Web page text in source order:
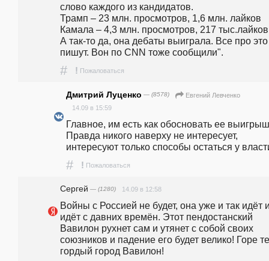
слово каждого из кандидатов.
Трамп – 23 млн. просмотров, 1,6 млн. лайков
Камала – 4,3 млн. просмотров, 217 тыс.лайков
А так-то да, она дебаты выиграла. Все про это
пишут. Вон по CNN тоже сообщили".
# ! Пожаловаться
Дмитрий Луценко — (8578)
Евгений Левченко
14.09 в 15:59
Главное, им есть как обосновать ее
Правда никого наверху не интересует,
интересуют только способы остаться у
# ! Пожаловаться
Сергей — (1280) 14.09 в 12:58
Войны с Россией не будет, она уже и так идёт
идёт с давних времён. Этот пендостанский
Вавилон рухнет сам и утянет с собой своих
союзников и падение его будет велико! Горе
гордый город Вавилон!